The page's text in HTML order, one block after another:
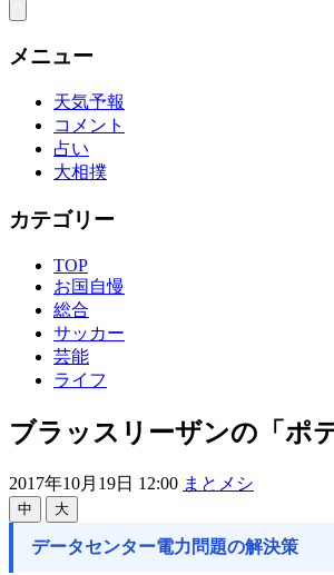
メニュー
天気予報
コメント
占い
大相撲
カテゴリー
TOP
お国自慢
総合
サッカー
芸能
ライフ
ブラッスリーザンの「ポ
2017年10月19日 12:00 まとメシ
中 大
データセンター電力問題の解決策